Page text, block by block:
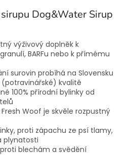
Dog&Water Sirup
výživový doplněk k
BARFu nebo k přímému
surovin probíhá na Slovensku
kvalitě
100% přírodní bylinky od
Woof je skvěle rozpustný
proti zápachu ze psí tlamy,
plynatosti
blechám a svědění